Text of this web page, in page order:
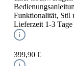
Funktionalität, Stil
Lieferzeit 1-3 Tage
399,90 €